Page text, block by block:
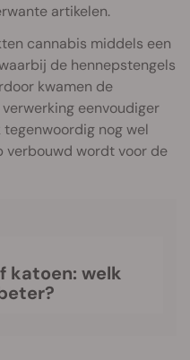
artikelen.
cannabis middels een
de hennepstengels
kwamen de
eenvoudiger
nog wel
verbouwd wordt voor de